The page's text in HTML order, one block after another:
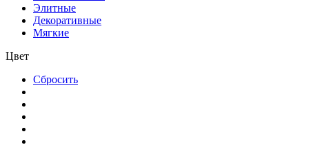
Элитные
Декоративные
Мягкие
Цвет
Сбросить